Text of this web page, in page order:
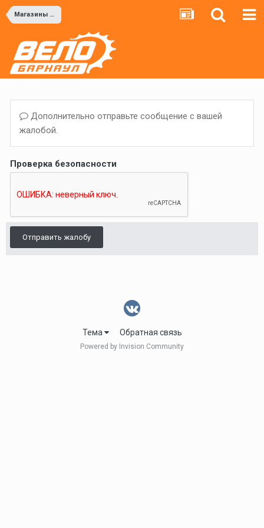
Магазины и мастерские
Дополнительно отправьте сообщение с вашей
жалобой.
Проверка безопасности
Отправить жалобу
Тема Обратная связь
Powered by Invision Community